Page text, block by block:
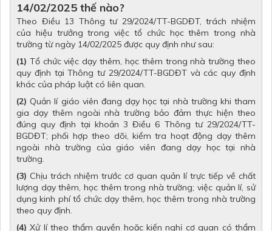
14/02/2025 thế nào?
Theo Điều 13 Thông tư 29/2024/TT-BGDĐT, trách nhiệm
của hiệu trưởng trong việc tổ chức học thêm trong nhà
trường từ ngày 14/02/2025 được quy định như sau:
(1) Tổ chức việc dạy thêm, học thêm trong nhà trường theo
quy định tạiThông tư 29/2024/TT-BGDĐTvà các quy định
khác của pháp luật có liên quan.
(2) Quản lí giáo viên đang dạy học tại nhà trường khi tham
gia dạy thêm ngoài nhà trường bảo đảm thực hiện theo
đúng quy định tại khoản 3 Điều 6 Thông tư 29/2024/TT-
BGDĐT; phối hợp theo dõi, kiểm tra hoạt động dạy thêm
ngoài nhà trường của giáo viên đang dạy học tại nhà
trường.
(3) Chịu trách nhiệm trước cơ quan quản lí trực tiếp về chất
lượng dạy thêm, học thêm trong nhà trường; việc quản lí, sử
dụng kinh phí tổ chức dạy thêm, học thêm trong nhà trường
theo quy định.
(4) Xử lí theo thẩm quyền hoặc kiến nghị cơ quan có thẩm